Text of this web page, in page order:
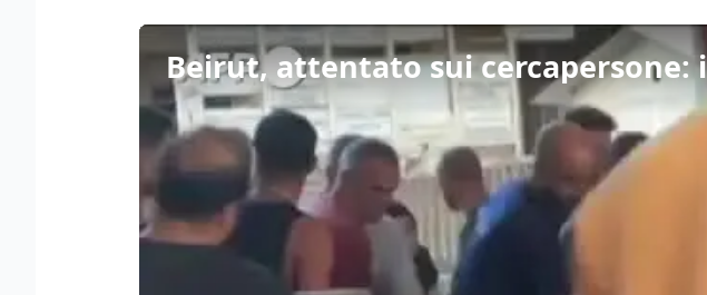
Beirut, attentato sui